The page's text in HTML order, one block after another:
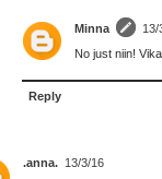
Minna
13/
No just niin!
Reply
.anna. 13/3/16